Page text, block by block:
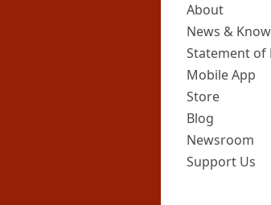
About
News &
Statement of
Mobile App
Store
Blog
Newsroom
Support Us